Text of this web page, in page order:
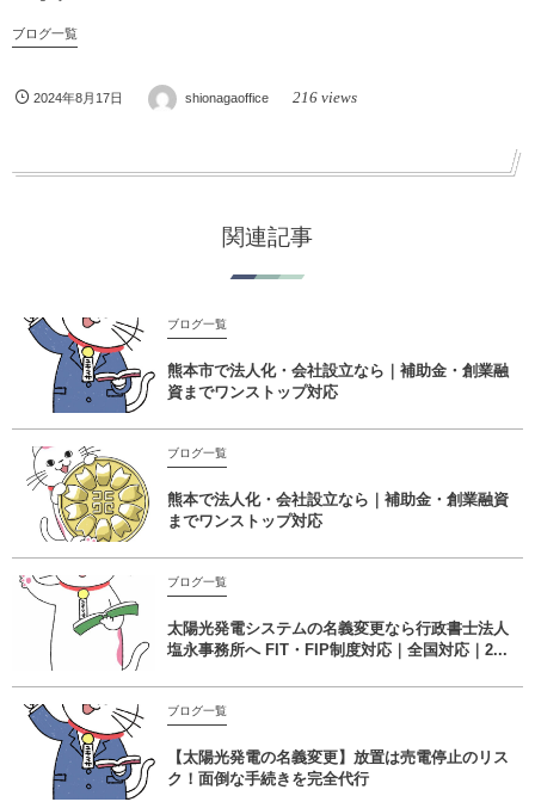
ブログ一覧
2024年8月17日 shionagaoffice 216 views
関連記事
ブログ一覧
熊本市で法人化・会社設立なら｜補助金・創業融
資までワンストップ対応
ブログ一覧
熊本で法人化・会社設立なら｜補助金・創業融資
までワンストップ対応
ブログ一覧
太陽光発電システムの名義変更なら行政書士法人
塩永事務所へ FIT・FIP制度対応｜全国対応｜2...
ブログ一覧
【太陽光発電の名義変更】放置は売電停止のリス
ク！面倒な手続きを完全代行